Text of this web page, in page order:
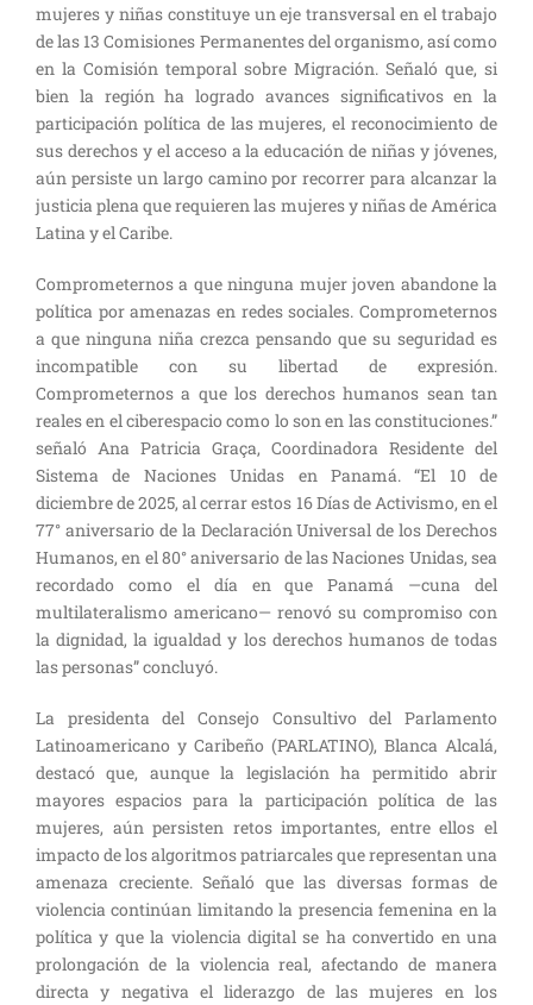
mujeres y niñas constituye un eje transversal en el trabajo
de las 13 Comisiones Permanentes del organismo, así como
en la Comisión temporal sobre Migración. Señaló que, si
bien la región ha logrado avances significativos en la
participación política de las mujeres, el reconocimiento de
sus derechos y el acceso a la educación de niñas y jóvenes,
aún persiste un largo camino por recorrer para alcanzar la
justicia plena que requieren las mujeres y niñas de América
Latina y el Caribe.
Comprometernos a que ninguna mujer joven abandone la
política por amenazas en redes sociales. Comprometernos
a que ninguna niña crezca pensando que su seguridad es
incompatible con su libertad de expresión.
Comprometernos a que los derechos humanos sean tan
reales en el ciberespacio como lo son en las constituciones.”
señaló Ana Patricia Graça, Coordinadora Residente del
Sistema de Naciones Unidas en Panamá. “El 10 de
diciembre de 2025, al cerrar estos 16 Días de Activismo, en el
77° aniversario de la Declaración Universal de los Derechos
Humanos, en el 80° aniversario de las Naciones Unidas, sea
recordado como el día en que Panamá —cuna del
multilateralismo americano— renovó su compromiso con
la dignidad, la igualdad y los derechos humanos de todas
las personas” concluyó.
La presidenta del Consejo Consultivo del Parlamento
Latinoamericano y Caribeño (PARLATINO), Blanca Alcalá,
destacó que, aunque la legislación ha permitido abrir
mayores espacios para la participación política de las
mujeres, aún persisten retos importantes, entre ellos el
impacto de los algoritmos patriarcales que representan una
amenaza creciente. Señaló que las diversas formas de
violencia continúan limitando la presencia femenina en la
política y que la violencia digital se ha convertido en una
prolongación de la violencia real, afectando de manera
directa y negativa el liderazgo de las mujeres en los